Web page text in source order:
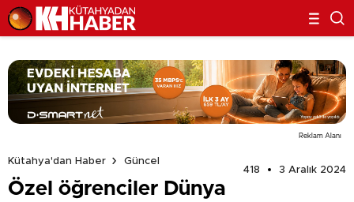
Reklam Alanı
Kütahya'dan Haber
Güncel
418
3 Aralık 2024
Özel öğrenciler Dünya